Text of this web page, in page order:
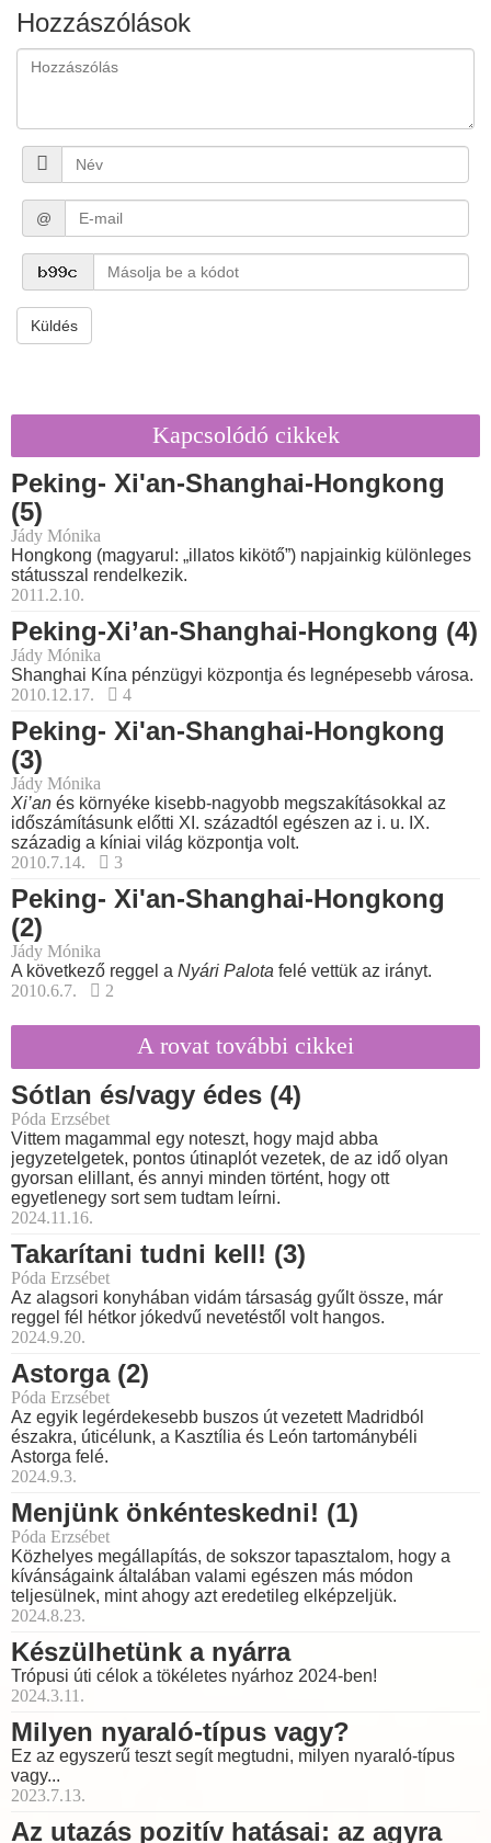
Hozzászólások
@
Küldés
Kapcsolódó cikkek
Peking- Xi'an-Shanghai-Hongkong
(5)
Jády Mónika
Hongkong (magyarul: „illatos kikötő”) napjainkig különleges
státusszal rendelkezik.
2011.2.10.
Peking-Xi’an-Shanghai-Hongkong (4)
Jády Mónika
Shanghai Kína pénzügyi központja és legnépesebb városa.
2010.12.17.
4
Peking- Xi'an-Shanghai-Hongkong
(3)
Jády Mónika
Xi’an és környéke kisebb-nagyobb megszakításokkal az
időszámításunk előtti XI. századtól egészen az i. u. IX.
századig a kíniai világ központja volt.
2010.7.14.
3
Peking- Xi'an-Shanghai-Hongkong
(2)
Jády Mónika
A következő reggel a Nyári Palota felé vettük az irányt.
2010.6.7.
2
A rovat további cikkei
Sótlan és/vagy édes (4)
Póda Erzsébet
Vittem magammal egy noteszt, hogy majd abba
jegyzetelgetek, pontos útinaplót vezetek, de az idő olyan
gyorsan elillant, és annyi minden történt, hogy ott
egyetlenegy sort sem tudtam leírni.
2024.11.16.
Takarítani tudni kell! (3)
Póda Erzsébet
Az alagsori konyhában vidám társaság gyűlt össze, már
reggel fél hétkor jókedvű nevetéstől volt hangos.
2024.9.20.
Astorga (2)
Póda Erzsébet
Az egyik legérdekesebb buszos út vezetett Madridból
északra, úticélunk, a Kasztília és León tartománybéli
Astorga felé.
2024.9.3.
Menjünk önkénteskedni! (1)
Póda Erzsébet
Közhelyes megállapítás, de sokszor tapasztalom, hogy a
kívánságaink általában valami egészen más módon
teljesülnek, mint ahogy azt eredetileg elképzeljük.
2024.8.23.
Készülhetünk a nyárra
Trópusi úti célok a tökéletes nyárhoz 2024-ben!
2024.3.11.
Milyen nyaraló-típus vagy?
Ez az egyszerű teszt segít megtudni, milyen nyaraló-típus
vagy...
2023.7.13.
Az utazás pozitív hatásai: az agyra